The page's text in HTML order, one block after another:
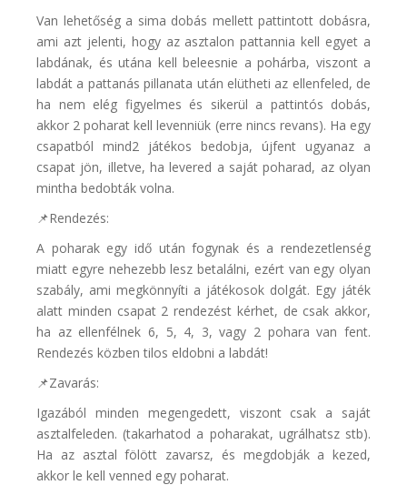
Van lehetőség a sima dobás mellett pattintott dobásra,
ami azt jelenti, hogy az asztalon pattannia kell egyet a
labdának, és utána kell beleesnie a pohárba, viszont a
labdát a pattanás pillanata után elütheti az ellenfeled, de
ha nem elég figyelmes és sikerül a pattintós dobás,
akkor 2 poharat kell levenniük (erre nincs revans). Ha egy
csapatból mind2 játékos bedobja, újfent ugyanaz a
csapat jön, illetve, ha levered a saját poharad, az olyan
mintha bedobták volna.
📌Rendezés:
A poharak egy idő után fogynak és a rendezetlenség
miatt egyre nehezebb lesz betalálni, ezért van egy olyan
szabály, ami megkönnyíti a játékosok dolgát. Egy játék
alatt minden csapat 2 rendezést kérhet, de csak akkor,
ha az ellenfélnek 6, 5, 4, 3, vagy 2 pohara van fent.
Rendezés közben tilos eldobni a labdát!
📌Zavarás:
Igazából minden megengedett, viszont csak a saját
asztalfeleden. (takarhatod a poharakat, ugrálhatsz stb).
Ha az asztal fölött zavarsz, és megdobják a kezed,
akkor le kell venned egy poharat.